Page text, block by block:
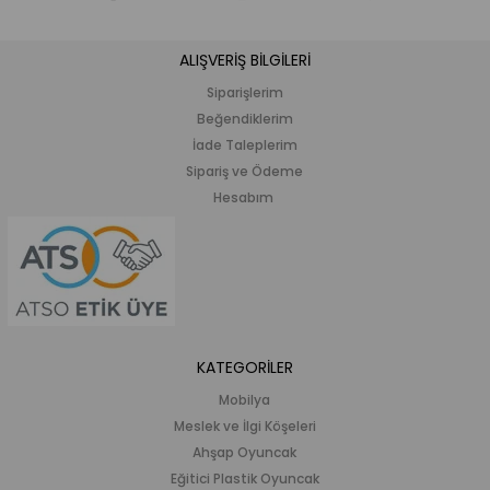
ALIŞVERİŞ BİLGİLERİ
Siparişlerim
Beğendiklerim
İade Taleplerim
Sipariş ve Ödeme
Hesabım
KATEGORİLER
Mobilya
Meslek ve İlgi Köşeleri
Ahşap Oyuncak
Eğitici Plastik Oyuncak